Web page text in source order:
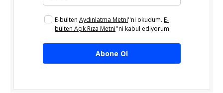
E-bülten Aydınlatma Metni''ni okudum. E-
bülten Açık Rıza Metni''ni kabul ediyorum.
Abone Ol